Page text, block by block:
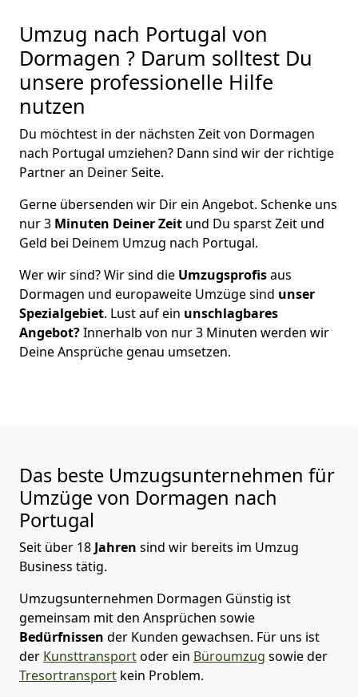
Umzug nach Portugal von
Dormagen ? Darum solltest Du
unsere professionelle Hilfe
nutzen
Du möchtest in der nächsten Zeit von Dormagen
nach Portugal umziehen? Dann sind wir der richtige
Partner an Deiner Seite.
Gerne übersenden wir Dir ein Angebot. Schenke uns
nur3 Minuten Deiner Zeit und Du sparst Zeit und
Geld bei Deinem Umzug nach Portugal.
Wer wir sind? Wir sind die Umzugsprofisaus
Dormagen und europaweite Umzüge sind unser
Spezialgebiet. Lust auf ein unschlagbares
Angebot?Innerhalb von nur3 Minuten werden wir
Deine Ansprüche genau umsetzen.
Das beste Umzugsunternehmen für
Umzüge von Dormagen nach
Portugal
Seit über 18 Jahren sind wir bereits im Umzug
Business tätig.
Umzugsunternehmen Dormagen Günstig ist
gemeinsam mit den Ansprüchen sowie
Bedürfnissen der Kunden gewachsen. Für uns ist
der Kunsttransportoder ein Büroumzug sowie der
Tresortransport kein Problem.